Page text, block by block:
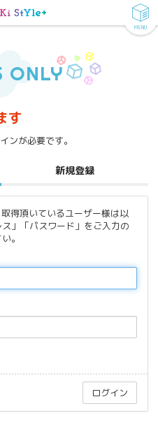
MENU
ONLY
す
ンが必要です。
新規登録
得頂いているユーザー様は以
」「パスワード」をご入力の
。